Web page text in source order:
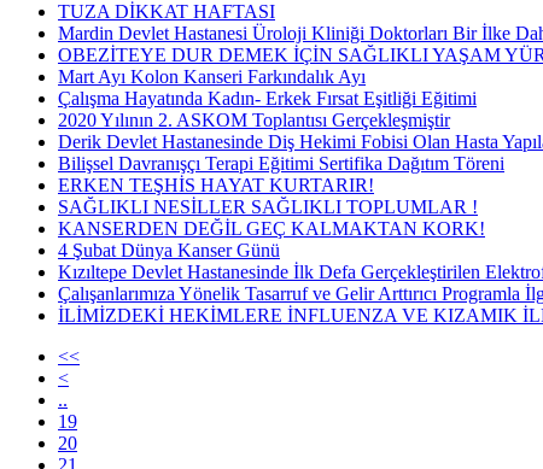
TUZA DİKKAT HAFTASI
Mardin Devlet Hastanesi Üroloji Kliniği Doktorları Bir İlke
OBEZİTEYE DUR DEMEK İÇİN SAĞLIKLI YAŞAM
Mart Ayı Kolon Kanseri Farkındalık Ayı
Çalışma Hayatında Kadın- Erkek Fırsat Eşitliği Eğitimi
2020 Yılının 2. ASKOM Toplantısı Gerçekleşmiştir
Derik Devlet Hastanesinde Diş Hekimi Fobisi Olan Hasta
Bilişsel Davranışçı Terapi Eğitimi Sertifika Dağıtım Töreni
ERKEN TEŞHİS HAYAT KURTARIR!
SAĞLIKLI NESİLLER SAĞLIKLI TOPLUMLAR !
KANSERDEN DEĞİL GEÇ KALMAKTAN KORK!
4 Şubat Dünya Kanser Günü
Kızıltepe Devlet Hastanesinde İlk Defa Gerçekleştirilen
Çalışanlarımıza Yönelik Tasarruf ve Gelir Arttırıcı Programla
İLİMİZDEKİ HEKİMLERE İNFLUENZA VE KIZAMIK
<<
<
..
19
20